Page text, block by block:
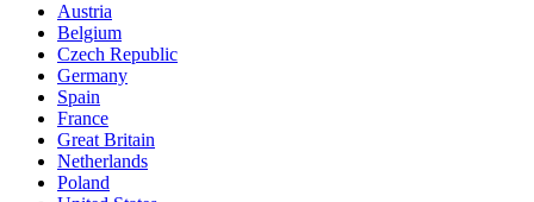
Austria
Belgium
Czech Republic
Germany
Spain
France
Great Britain
Netherlands
Poland